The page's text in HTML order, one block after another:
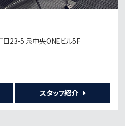
歩20分
23-5 泉中央ONEビル5F
スタッフ紹介